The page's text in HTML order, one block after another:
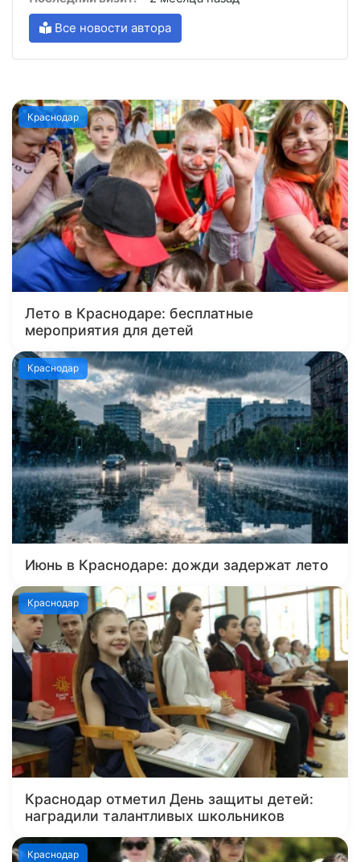
Все новости автора
Краснодар
Лето в Краснодаре: бесплатные
мероприятия для детей
Краснодар
Июнь в Краснодаре: дожди задержат лето
Краснодар
Краснодар отметил День защиты детей:
наградили талантливых школьников
Краснодар